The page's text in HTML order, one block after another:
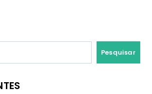
Pesquisar